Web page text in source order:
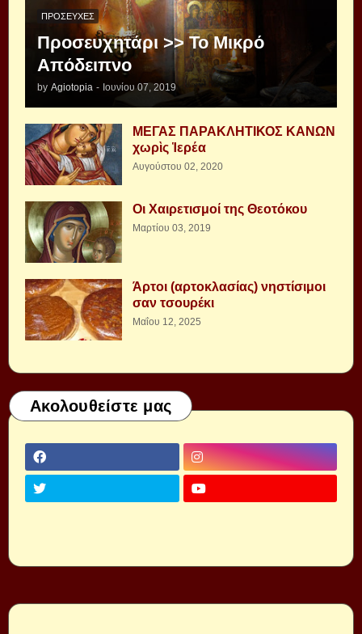
ΠΡΟΣΕΥΧΈΣ
Προσευχητάρι >> Το Μικρό
Απόδειπνο
by Agiotopia - Ιουνίου 07, 2019
ΜΕΓΑΣ ΠΑΡΑΚΛΗΤΙΚΟΣ ΚΑΝΩΝ
χωρὶς Ἱερέα
Αυγούστου 02, 2020
Οι Χαιρετισμοί της Θεοτόκου
Μαρτίου 03, 2019
Άρτοι (αρτοκλασίας) νηστίσιμοι
σαν τσουρέκι
Μαΐου 12, 2025
Ακολουθείστε μας